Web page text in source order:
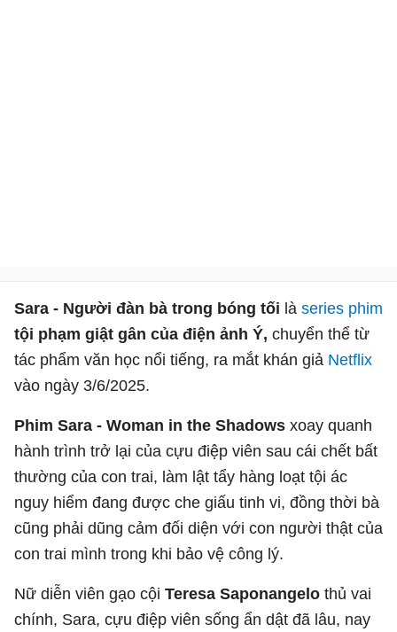
Sara - Người đàn bà trong bóng tối là series phim
tội phạm giật gân của điện ảnh Ý, chuyển thể từ
tác phẩm văn học nổi tiếng, ra mắt khán giả Netflix
vào ngày 3/6/2025.
Phim Sara - Woman in the Shadows xoay quanh
hành trình trở lại của cựu điệp viên sau cái chết bất
thường của con trai, làm lật tẩy hàng loạt tội ác
nguy hiểm đang được che giấu tinh vi, đồng thời bà
cũng phải dũng cảm đối diện với con người thật của
con trai mình trong khi bảo vệ công lý.
Nữ diễn viên gạo cội Teresa Saponangelo thủ vai
chính, Sara, cựu điệp viên sống ẩn dật đã lâu, nay